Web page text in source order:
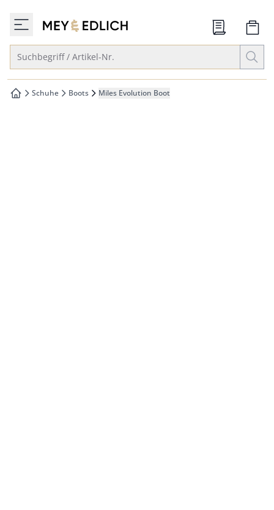
springen
springen
zur Startseite
Suchbegriff / Artikel-Nr.
zur Startseite
Schuhe Boots Miles Evolution Boot